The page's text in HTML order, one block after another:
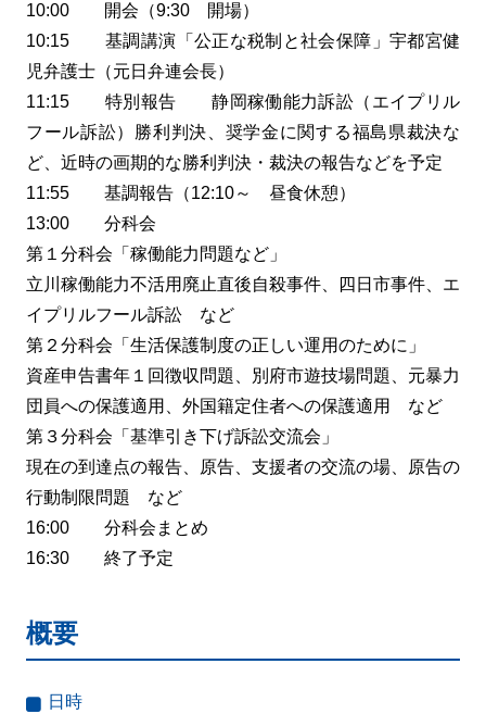
10:00 開会（9:30 開場）
10:15 基調講演「公正な税制と社会保障」宇都宮健
児弁護士（元日弁連会長）
11:15 特別報告 静岡稼働能力訴訟（エイプリル
フール訴訟）勝利判決、奨学金に関する福島県裁決な
ど、近時の画期的な勝利判決・裁決の報告などを予定
11:55 基調報告（12:10～ 昼食休憩）
13:00 分科会
第１分科会「稼働能力問題など」
立川稼働能力不活用廃止直後自殺事件、四日市事件、エ
イプリルフール訴訟 など
第２分科会「生活保護制度の正しい運用のために」
資産申告書年１回徴収問題、別府市遊技場問題、元暴力
団員への保護適用、外国籍定住者への保護適用 など
第３分科会「基準引き下げ訴訟交流会」
現在の到達点の報告、原告、支援者の交流の場、原告の
行動制限問題 など
16:00 分科会まとめ
16:30 終了予定
概要
日時